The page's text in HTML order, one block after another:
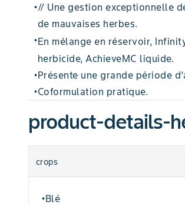
•// Une gestion exceptionnelle
de mauvaises herbes.
•En mélange en réservoir,
herbicide, AchieveMC liquide.
•Présente une grande période
•Coformulation pratique.
product-details-
crops
•Blé